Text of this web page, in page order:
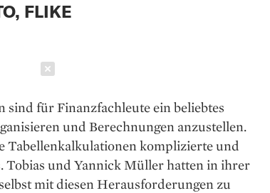
FLIKE
sind für Finanzfachleute ein beliebtes
und Berechnungen anzustellen.
Tabellenkalkulationen komplizierte und
Tobias und Yannick Müller hatten in ihrer
mit diesen Herausforderungen zu